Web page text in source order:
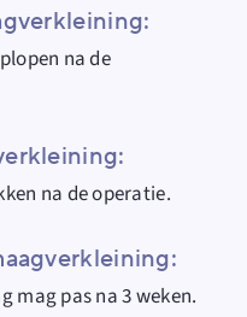
na de
na de operatie.
pas na 3 weken.